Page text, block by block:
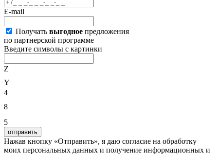
E-mail
Получать выгодное предложения
по партнерской программе
Введите символы с картинки
Z
Y
4
8
5
отправить
Нажав кнопку «Отправить», я даю согласие на обработку
моих персональных данных и получение информационных и